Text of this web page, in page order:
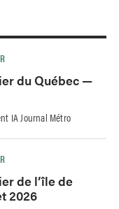
du Québec —
IA Journal Métro
de l’île de
2026